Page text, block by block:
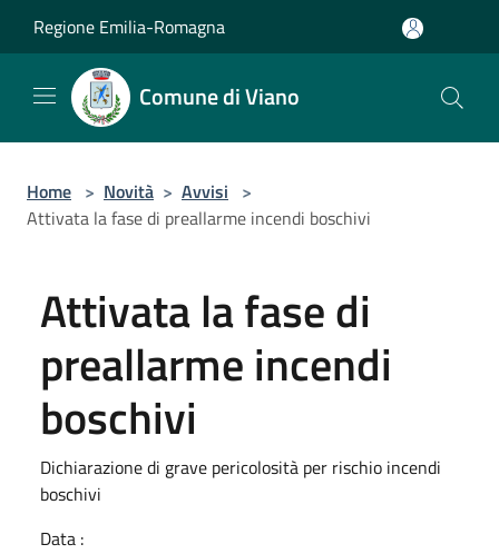
Regione Emilia-Romagna
Comune di Viano
Home > Novità > Avvisi >
Attivata la fase di preallarme incendi boschivi
Attivata la fase di
preallarme incendi
boschivi
Dichiarazione di grave pericolosità per rischio incendi
boschivi
Data :